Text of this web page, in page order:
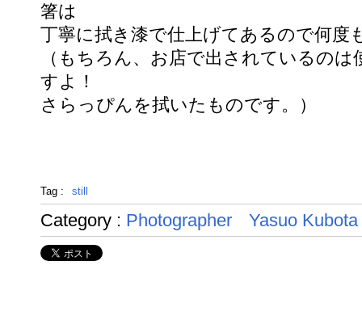
箸は
丁寧に拭き漆で仕上げてあるので何度
（もちろん、お店で出されているの
すよ！
さらっぴんを拭いたものです。）
Tag : still
Category : Photographer Yasuo Kubota